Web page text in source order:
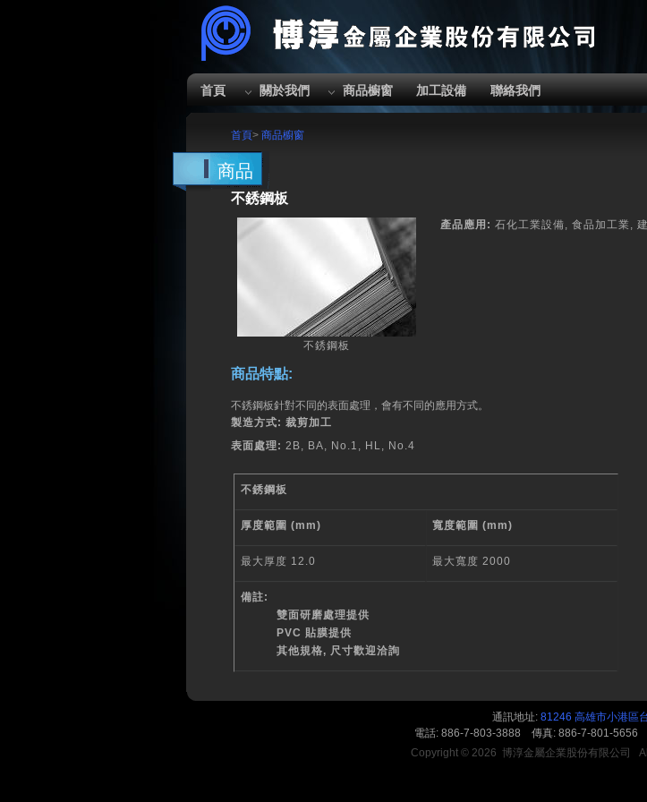
首頁 關於我們 商品櫥窗 加工設備 聯絡我們
首頁> 商品櫥窗
商品
不銹鋼板
不銹鋼板
產品應用: 石化工業設備, 食品加工業,
商品特點:
不銹鋼板針對不同的表面處理，會有不同的應用方式。
製造方式: 裁剪加工
表面處理: 2B, BA, No.1, HL, No.4
不銹鋼板
厚度範圍 (mm) 寬度範圍 (mm)
最大厚度 12.0 最大寬度 2000
備註:
雙面研磨處理提供
PVC 貼膜提供
其他規格, 尺寸歡迎洽詢
通訊地址: 81246 高雄市小港區
電話: 886-7-803-3888 傳真: 886-7-801-
Copyright © 2026 博淳金屬企業股份有限公司